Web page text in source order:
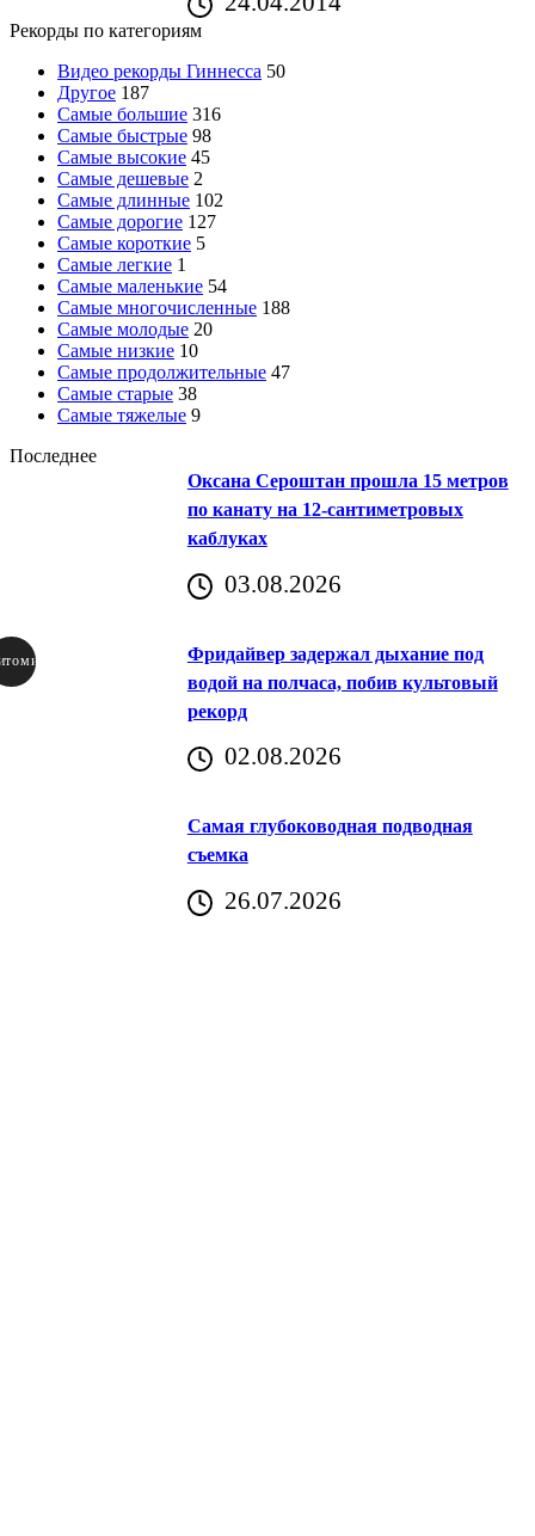
Рекорды по категориям
Видео рекорды Гиннесса 50
Другое 187
Самые большие 316
Самые быстрые 98
Самые высокие 45
Самые дешевые 2
Самые длинные 102
Самые дорогие 127
Самые короткие 5
Самые легкие 1
Самые маленькие 54
Самые многочисленные 188
Самые молодые 20
Самые низкие 10
Самые продолжительные 47
Самые старые 38
Самые тяжелые 9
Последнее
Оксана Сероштан прошла 15 метров
по канату на 12-сантиметровых
каблуках
03.08.2026
Фридайвер задержал дыхание под
водой на полчаса, побив культовый
рекорд
02.08.2026
Самая глубоководная подводная
съемка
26.07.2026